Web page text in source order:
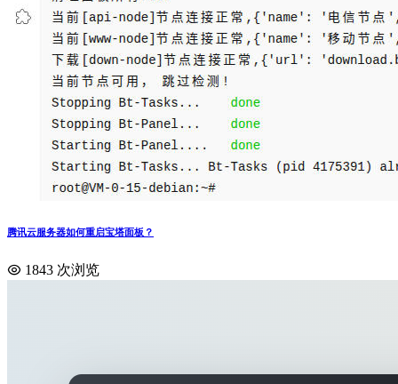
腾讯云服务器如何重启宝塔面板？
1843 次浏览